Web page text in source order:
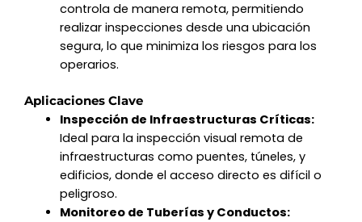
controla de manera remota, permitiendo
realizar inspecciones desde una ubicación
segura, lo que minimiza los riesgos para los
operarios.
Aplicaciones Clave
Inspección de Infraestructuras Críticas:
Ideal para la inspección visual remota de
infraestructuras como puentes, túneles, y
edificios, donde el acceso directo es difícil o
peligroso.
Monitoreo de Tuberías y Conductos: